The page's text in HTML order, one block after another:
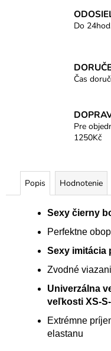
Do
Čas
Pre
1250Kč
Popis Hodnotenie
Sexy čierny
Perfektne
Sexy imitácia
Zvodné
Univerzálna
veľkosti XS-
Extrémne
elastanu